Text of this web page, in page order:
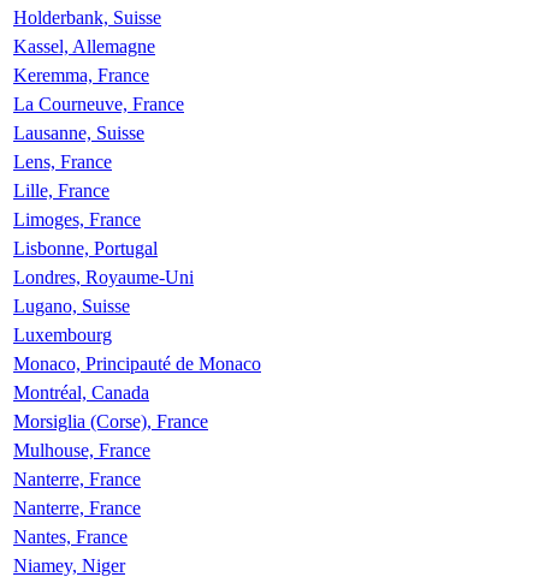
Holderbank, Suisse
Kassel, Allemagne
Keremma, France
La Courneuve, France
Lausanne, Suisse
Lens, France
Lille, France
Limoges, France
Lisbonne, Portugal
Londres, Royaume-Uni
Lugano, Suisse
Luxembourg
Monaco, Principauté de Monaco
Montréal, Canada
Morsiglia (Corse), France
Mulhouse, France
Nanterre, France
Nanterre, France
Nantes, France
Niamey, Niger